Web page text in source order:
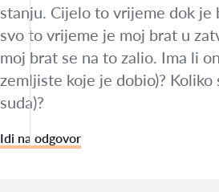
stanju. Cijelo to vrijeme dok je
svo to vrijeme je moj brat u
moj brat se na to zalio. Ima li
zemljiste koje je dobio)?
suda)?
Idi na odgovor